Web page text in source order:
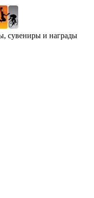
сувениры и награды